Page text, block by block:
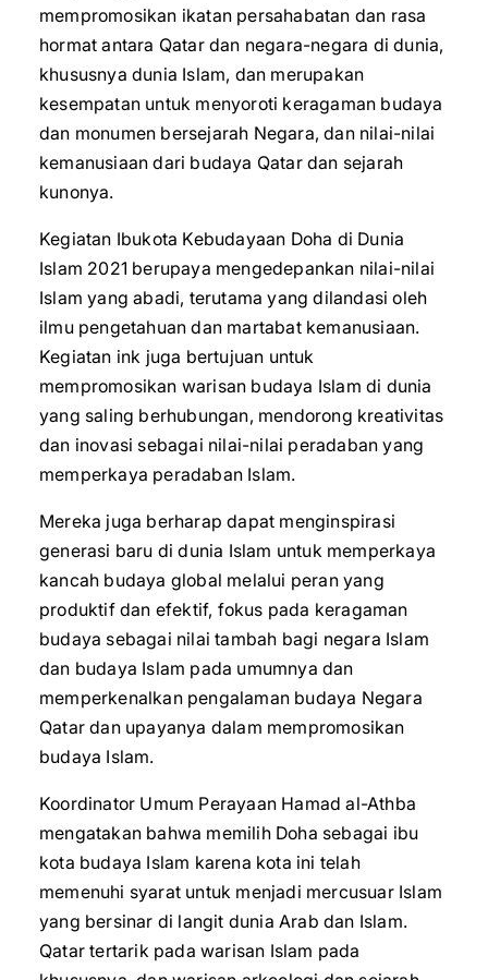
mempromosikan ikatan persahabatan dan rasa
hormat antara Qatar dan negara-negara di dunia,
khususnya dunia Islam, dan merupakan
kesempatan untuk menyoroti keragaman budaya
dan monumen bersejarah Negara, dan nilai-nilai
kemanusiaan dari budaya Qatar dan sejarah
kunonya.
Kegiatan Ibukota Kebudayaan Doha di Dunia
Islam 2021 berupaya mengedepankan nilai-nilai
Islam yang abadi, terutama yang dilandasi oleh
ilmu pengetahuan dan martabat kemanusiaan.
Kegiatan ink juga bertujuan untuk
mempromosikan warisan budaya Islam di dunia
yang saling berhubungan, mendorong kreativitas
dan inovasi sebagai nilai-nilai peradaban yang
memperkaya peradaban Islam.
Mereka juga berharap dapat menginspirasi
generasi baru di dunia Islam untuk memperkaya
kancah budaya global melalui peran yang
produktif dan efektif, fokus pada keragaman
budaya sebagai nilai tambah bagi negara Islam
dan budaya Islam pada umumnya dan
memperkenalkan pengalaman budaya Negara
Qatar dan upayanya dalam mempromosikan
budaya Islam.
Koordinator Umum Perayaan Hamad al-Athba
mengatakan bahwa memilih Doha sebagai ibu
kota budaya Islam karena kota ini telah
memenuhi syarat untuk menjadi mercusuar Islam
yang bersinar di langit dunia Arab dan Islam.
Qatar tertarik pada warisan Islam pada